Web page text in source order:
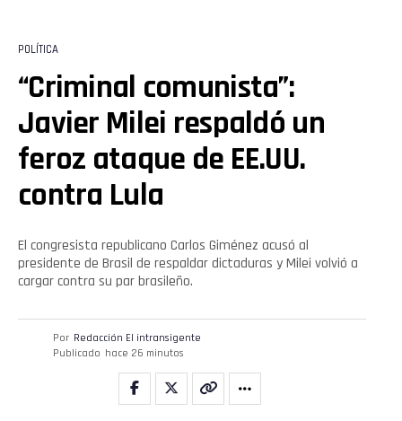
POLÍTICA
“Criminal comunista”:
Javier Milei respaldó un
feroz ataque de EE.UU.
contra Lula
El congresista republicano Carlos Giménez acusó al
presidente de Brasil de respaldar dictaduras y Milei volvió a
cargar contra su par brasileño.
Por Redacción El intransigente
Publicado hace 26 minutos